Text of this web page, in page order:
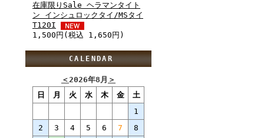
在庫限りSale ヘラマンタイト
ン インシュロックタイ/MSタイ
T120I
1,500円(税込 1,650円)
CALENDAR
＜2026年8月 ＞
日
月 火 水 木 金
土
1
2
3 4 5 6 7
8